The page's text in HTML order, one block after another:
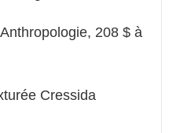
208 $ à